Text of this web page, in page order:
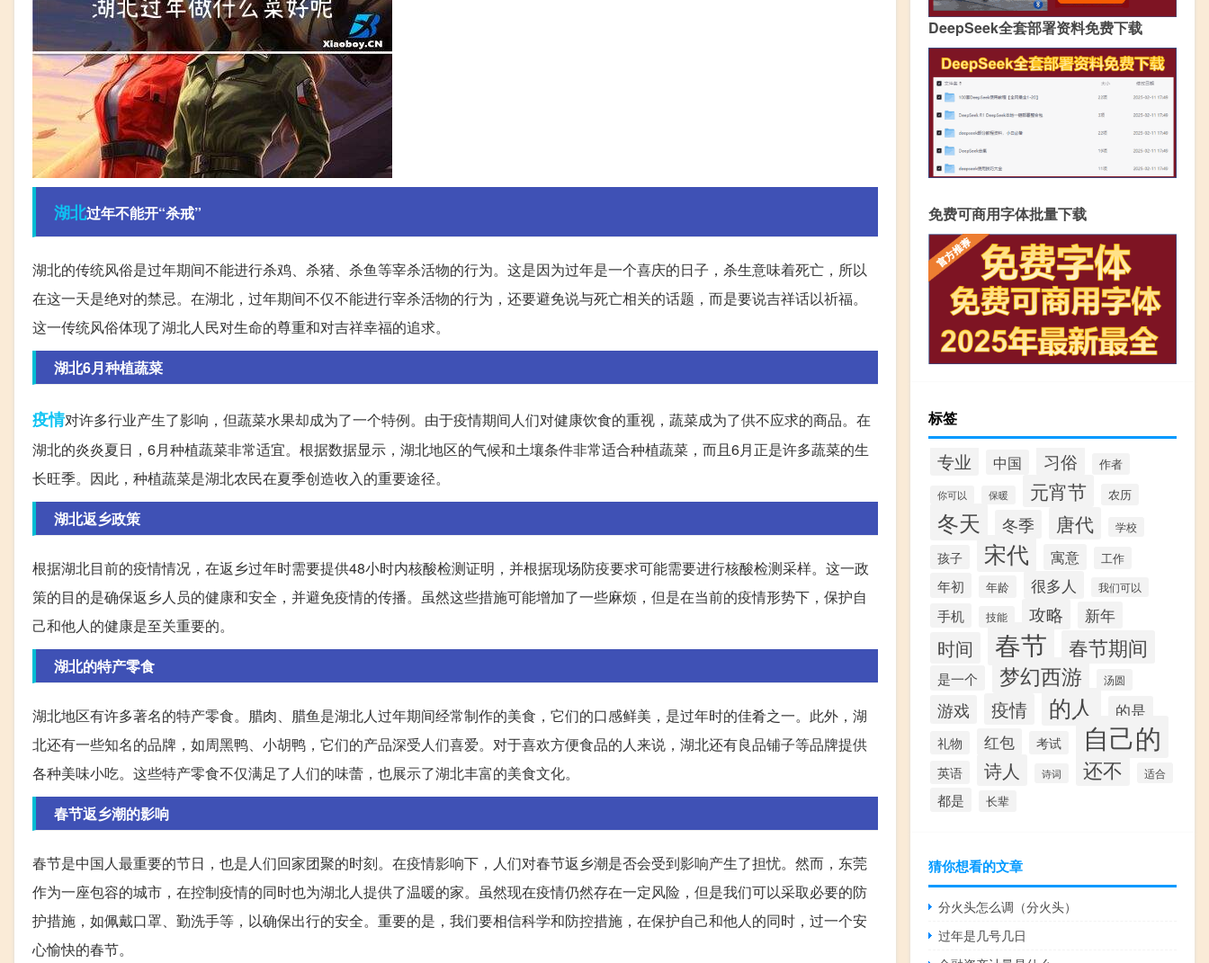
湖北过年不能开“杀戒”
湖北的传统风俗是过年期间不能进行杀鸡、杀猪、杀鱼等宰杀活物的行为。这是因为过年是一个喜庆的日子，杀生意味着死亡，所以
在这一天是绝对的禁忌。在湖北，过年期间不仅不能进行宰杀活物的行为，还要避免说与死亡相关的话题，而是要说吉祥话以祈福。
这一传统风俗体现了湖北人民对生命的尊重和对吉祥幸福的追求。
湖北6月种植蔬菜
疫情对许多行业产生了影响，但蔬菜水果却成为了一个特例。由于疫情期间人们对健康饮食的重视，蔬菜成为了供不应求的商品。在
湖北的炎炎夏日，6月种植蔬菜非常适宜。根据数据显示，湖北地区的气候和土壤条件非常适合种植蔬菜，而且6月正是许多蔬菜的生
长旺季。因此，种植蔬菜是湖北农民在夏季创造收入的重要途径。
湖北返乡政策
根据湖北目前的疫情情况，在返乡过年时需要提供48小时内核酸检测证明，并根据现场防疫要求可能需要进行核酸检测采样。这一政
策的目的是确保返乡人员的健康和安全，并避免疫情的传播。虽然这些措施可能增加了一些麻烦，但是在当前的疫情形势下，保护自
己和他人的健康是至关重要的。
湖北的特产零食
湖北地区有许多著名的特产零食。腊肉、腊鱼是湖北人过年期间经常制作的美食，它们的口感鲜美，是过年时的佳肴之一。此外，湖
北还有一些知名的品牌，如周黑鸭、小胡鸭，它们的产品深受人们喜爱。对于喜欢方便食品的人来说，湖北还有良品铺子等品牌提供
各种美味小吃。这些特产零食不仅满足了人们的味蕾，也展示了湖北丰富的美食文化。
春节返乡潮的影响
春节是中国人最重要的节日，也是人们回家团聚的时刻。在疫情影响下，人们对春节返乡潮是否会受到影响产生了担忧。然而，东莞
作为一座包容的城市，在控制疫情的同时也为湖北人提供了温暖的家。虽然现在疫情仍然存在一定风险，但是我们可以采取必要的防
护措施，如佩戴口罩、勤洗手等，以确保出行的安全。重要的是，我们要相信科学和防控措施，在保护自己和他人的同时，过一个安
心愉快的春节。
DeepSeek全套部署资料免费下载
免费可商用字体批量下载
标签
专业 中国 习俗 作者
你可以 保暖 元宵节 农历
冬天 冬季 唐代 学校
孩子 宋代 寓意 工作
年初 年龄 很多人 我们可以
手机 技能 攻略 新年
时间 春节 春节期间
是一个 梦幻西游 汤圆
游戏 疫情 的人 的是
礼物 红包 考试 自己的
英语 诗人 诗词 还不 适合
都是 长辈
猜你想看的文章
分火头怎么调（分火头）
过年是几号几日